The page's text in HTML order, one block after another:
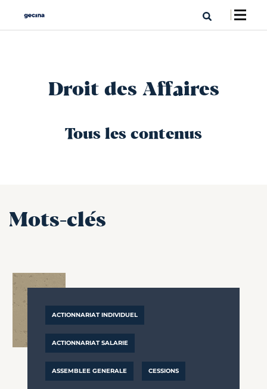
Droit des Affaires
Tous les contenus
Mots-clés
ACTIONNARIAT INDIVIDUEL
ACTIONNARIAT SALARIE
ASSEMBLEE GENERALE CESSIONS